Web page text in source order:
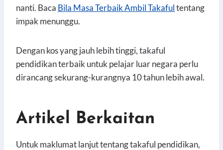
nanti. Baca Bila Masa Terbaik Ambil Takafultentang
impak menunggu.
Dengan kos yang jauh lebih tinggi, takaful
pendidikan terbaik untuk pelajar luar negara perlu
dirancang sekurang-kurangnya 10 tahun lebih awal.
Artikel Berkaitan
Untuk maklumat lanjut tentang takaful pendidikan,